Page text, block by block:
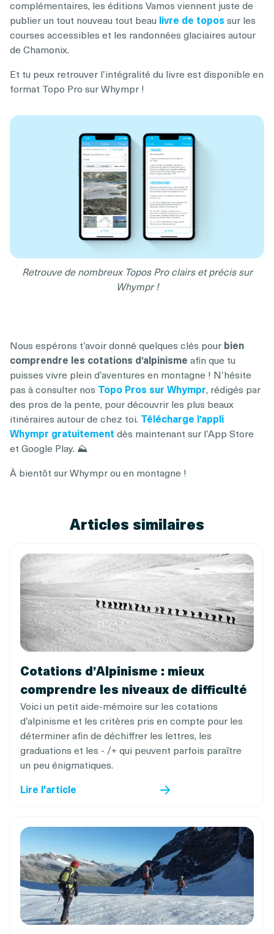
complémentaires, les éditions Vamos viennent juste de
publier un tout nouveau tout beau livre de topos sur les
courses accessibles et les randonnées glaciaires autour
de Chamonix.
Et tu peux retrouver l’intégralité du livre est disponible en
format Topo Pro sur Whympr !
Retrouve de nombreux Topos Pro clairs et précis sur
Whympr !
Nous espérons t’avoir donné quelques clés pour bien
comprendre les cotations d’alpinisme afin que tu
puisses vivre plein d’aventures en montagne ! N’hésite
pas à consulter nos Topo Pros sur Whympr, rédigés par
des pros de la pente, pour découvrir les plus beaux
itinéraires autour de chez toi. Télécharge l’appli
Whympr gratuitement dès maintenant sur l’App Store
et Google Play. ⛰️
À bientôt sur Whympr ou en montagne !
Articles similaires
Cotations d’Alpinisme : mieux
comprendre les niveaux de difficulté
Voici un petit aide-mémoire sur les cotations
d’alpinisme et les critères pris en compte pour les
déterminer afin de déchiffrer les lettres, les
graduations et les - /+ qui peuvent parfois paraître
un peu énigmatiques.
Lire l'article